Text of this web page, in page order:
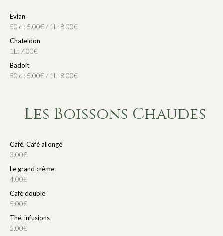
Evian
50 cl: 5.00€ / 1L: 8.00€
Chateldon
1L: 7.00€
Badoit
50 cl: 5.00€ / 1L: 8.00€
Les Boissons Chaudes
Café, Café allongé
3.00€
Le grand crème
4.00€
Café double
5.00€
Thé, infusions
5.00€